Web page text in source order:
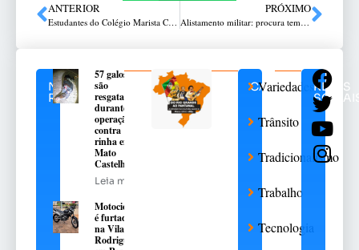
ANTERIOR
Estudantes do Colégio Marista Conceição promovem tarde de interação no Lar da Vovó
PRÓXIMO
Alistamento militar: procura tem redução em relação aos anos anteriores
NOTÍCIAS
RELACIONADAS
57 galos
são
resgatados
durante
operação
contra
rinha em
Mato
Castelhano
Leia mais
Motocicleta
é furtada
na Vila
Rodrigues,
CATEGORIAS
Variedades
Trânsito
Tradicionalismo
Trabalho
Tecnologia
REDES